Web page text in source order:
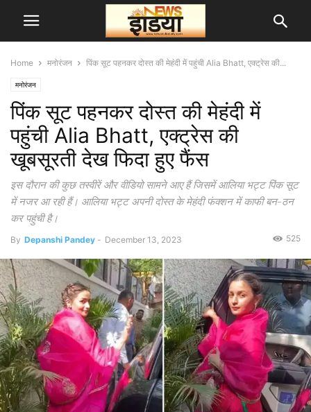
Home मनोरंजन पिंक सूट पहनकर दोस्त की मेहंदी में पहुंची Alia Bhatt, एक्ट्रेस की...
मनोरंजन
पिंक सूट पहनकर दोस्त की मेहंदी में
पहुंची Alia Bhatt, एक्ट्रेस की
खूबसूरती देख फिदा हुए फैंस
इस दौरान की कुछ तस्वीरें और वीडियो सामने आए हैं जिसमें आलिया भट्ट पिंक सूट
में नजर आ रही हैं। आलिया भट्ट अपनी दोस्त के मेहंदी फंक्शन में काफी बन-ठन
कर पहुंची है।
By Depanshi Pandey - December 13, 2023 525